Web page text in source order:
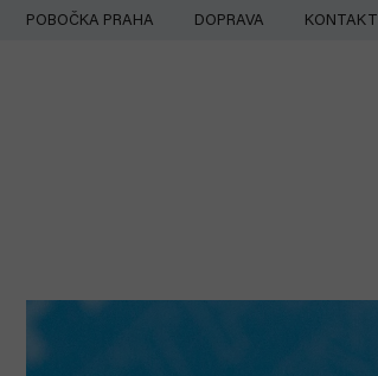
Přejít
POBOČKA PRAHA DOPRAVA KONTAKT